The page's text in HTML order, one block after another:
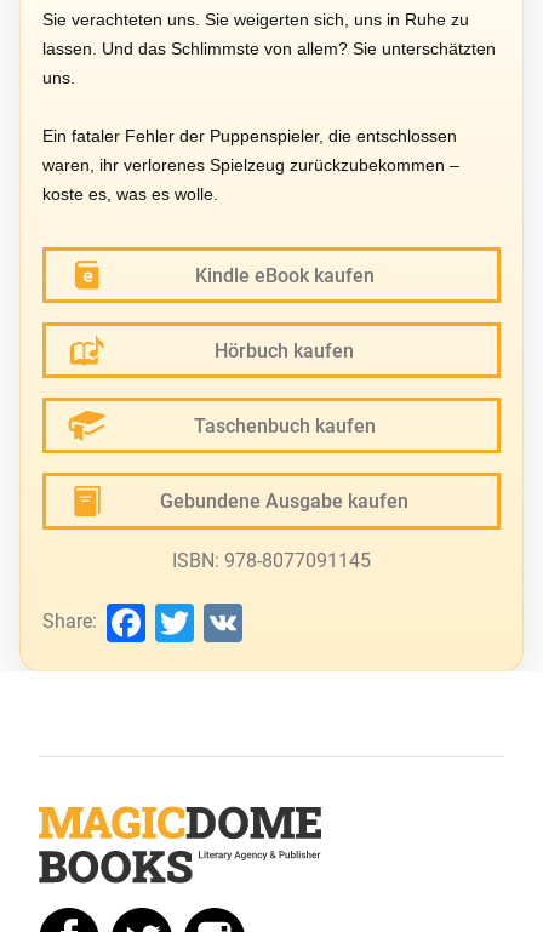
Sie verachteten uns. Sie weigerten sich, uns in Ruhe zu
lassen. Und das Schlimmste von allem? Sie unterschätzten
uns.
Ein fataler Fehler der Puppenspieler, die entschlossen
waren, ihr verlorenes Spielzeug zurückzubekommen –
koste es, was es wolle.
Kindle eBook kaufen
Hörbuch kaufen
Taschenbuch kaufen
Gebundene Ausgabe kaufen
ISBN: 978-8077091145
Share: Facebook
Twitter